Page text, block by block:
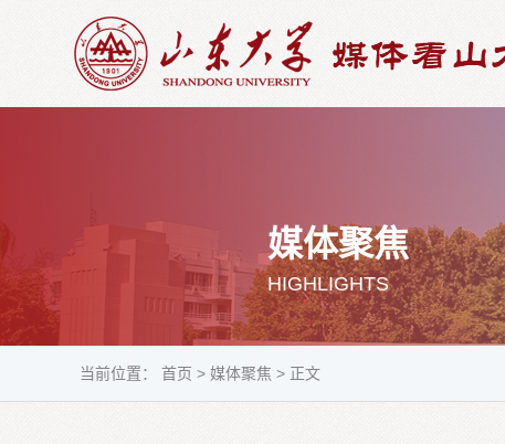
媒体聚焦
HIGHLIGHTS
当前位置： 首页 > 媒体聚焦 > 正文